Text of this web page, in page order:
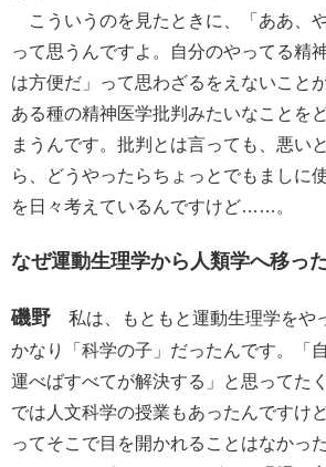
こういうのを見たときに、「ああ、
って思うんですよ。自分のやってる精
は方便だ」って思わざるをえないこと
ある種の精神医学批判みたいなことを
まうんです。批判とは言っても、悪い
ら、どうやったらちょっとでもましに
を日々考えているんですけど……。
なぜ運動生理学から人類学へ移っ
磯野 私は、もともと運動生理学をや
かなり「科学の子」だったんです。「
運べばすべてが解決する」と思ってた
では人文科学の授業もあったんですけ
ってそこで目を開かれることはなかっ